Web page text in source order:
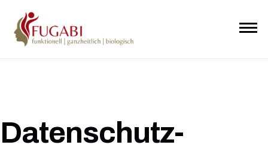
Datenschutz­